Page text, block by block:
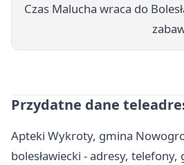
Czas Malucha wraca do
Przydatne dane
Apteki Wykroty, gmina
bolesławiecki - adresy,